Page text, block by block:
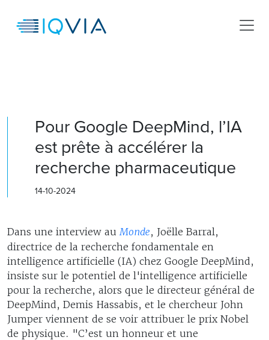
Pour Google DeepMind, l’IA
est prête à accélérer la
recherche pharmaceutique
14-10-2024
Dans une interview au Monde, Joëlle Barral,
directrice de la recherche fondamentale en
intelligence artificielle (IA) chez Google DeepMind,
insiste sur le potentiel de l'intelligence artificielle
pour la recherche, alors que le directeur général de
DeepMind, Demis Hassabis, et le chercheur John
Jumper viennent de se voir attribuer le prix Nobel
de physique. "C’est un honneur et une